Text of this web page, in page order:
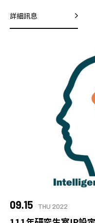
詳細訊息
09.15 THU 2022